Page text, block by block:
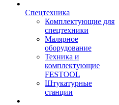
Спецтехника
Комплектующие для
спецтехники
Малярное
оборудование
Техника и
комплектующие
FESTOOL
Штукатурные
станции